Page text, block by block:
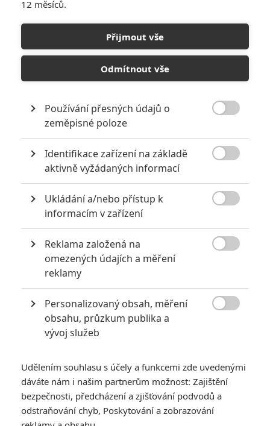
10
narůžovo
5
Recenze: Záhada strašidelného
zámku úroveň štědrovečerních
pohádek nepozvedla
8 Recenze: Občanská válka
6
Recenze: Godzilla x Kong: Nové
impérium
8 Recenze: Opičí muž
POSLEDNÍ KOMENTOVANÉ
3 ČLÁNEK | 01.08.2026 16:40
Marvel nečekaně zrušil již schválené pokračování
433FILM | 01.08.2026 07:11
1ČLÁNEK | 30.07.2026 20:14
Děti krve a kostí: Regulérní trailer představuje akční fantasy
dobrodružství s vůní Afriky
1
12 měsíců.
Přijmout vše
Odmítnout vše
Používání přesných údajů o
zeměpisné poloze
Identifikace zařízení na základě
aktivně vyžádaných informací
Ukládání a/nebo přístup k
informacím v zařízení
Reklama založená na
omezených údajích a měření
reklamy
Personalizovaný obsah, měření
obsahu, průzkum publika a
vývoj služeb
Udělením souhlasu s účely a funkcemi zde uvedenými
dáváte nám i našim partnerům možnost: Zajištění
bezpečnosti, předcházení a zjišťování podvodů a
odstraňování chyb, Poskytování a zobrazování